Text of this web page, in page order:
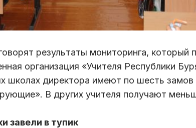
результаты мониторинга, который
организация «Учителя Республики
школах директора имеют по шесть
В других учителя получают
завели в тупик